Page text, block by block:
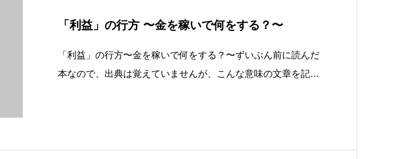
「利益」の行方 〜金を稼いで何をする？〜
「利益」の行方〜金を稼いで何をする？〜ずいぶん前に読んだ
本なので、出典は覚えていませんが、こんな意味の文章を記憶